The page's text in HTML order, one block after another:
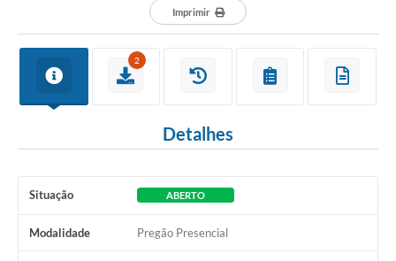
A Nossa Cidade
Plano Municipal - Agricultura e Meio
Ambiente
Internet Gratuita
Orçamento Participativo 2026
Imprimir
2
Detalhes
Situação ABERTO
Modalidade Pregão Presencial